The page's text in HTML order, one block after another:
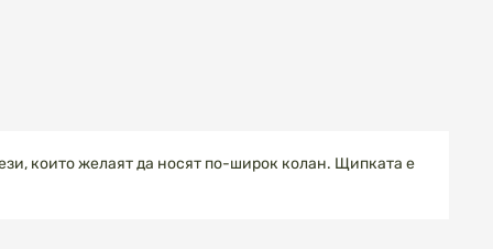
които желаят да носят по-широк колан. Щипката е